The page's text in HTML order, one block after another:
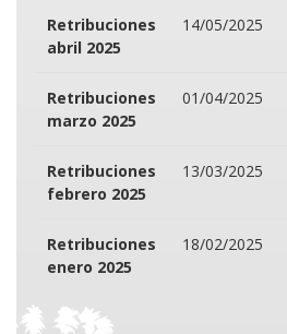
Retribuciones
abril 2025
14/05/2025
Retribuciones
marzo 2025
01/04/2025
Retribuciones
febrero 2025
13/03/2025
Retribuciones
enero 2025
18/02/2025